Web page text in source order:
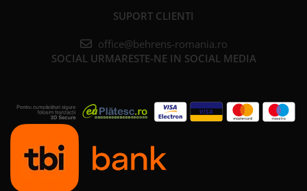
SUPORT CLIENTI
office@behrens-romania.ro
SOCIAL URMARESTE-NE IN SOCIAL MEDIA